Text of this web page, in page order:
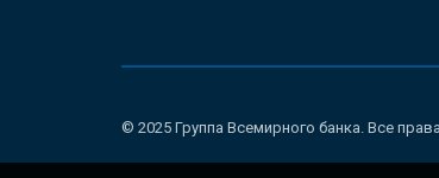
© 2025 Группа Всемирного банка. Все